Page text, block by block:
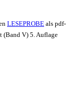
LESEPROBE als pdf-
(Band V) 5. Auflage